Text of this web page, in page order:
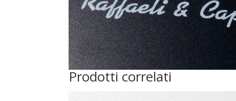
Prodotti correlati